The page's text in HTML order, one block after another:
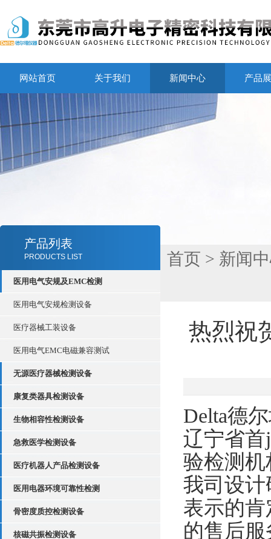
网站首页 关于我们 新闻中心 产品
产品列表
PRODUCTS LIST
医用电气安规及EMC检测
医用电气安规检测设备
医疗器械工装设备
医用电气EMC电磁兼容测试
无源医疗器械检测设备
康复类器具检测设备
生物相容性检测设备
急救医学检测设备
医疗机器人产品检测设备
医用电器环境可靠性检测
骨密度质控检测设备
核磁共振检测设备
首页 > 新闻
热烈祝
Delta德
辽宁省
验检测
我司设
表示的
的售后